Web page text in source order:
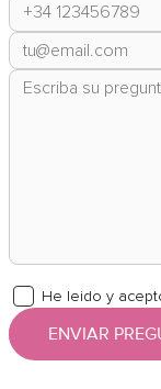
He leido y
ENVIAR